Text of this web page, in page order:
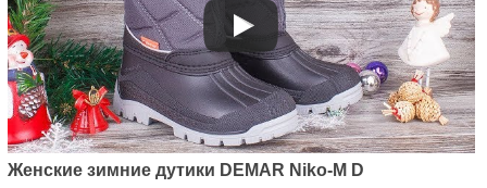
Женские зимние дутики DEMAR Niko-M D